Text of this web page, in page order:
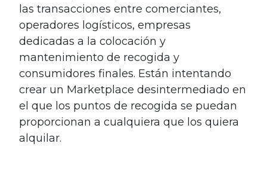
las transacciones entre comerciantes,
operadores logísticos, empresas
dedicadas a la colocación y
mantenimiento de recogida y
consumidores finales. Están intentando
crear un Marketplace desintermediado en
el que los puntos de recogida se puedan
proporcionan a cualquiera que los quiera
alquilar.